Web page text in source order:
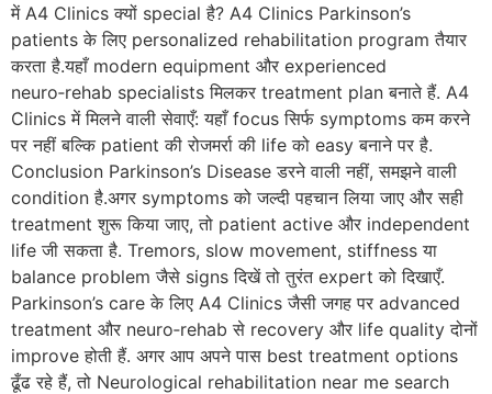
में A4 Clinics क्यों special है? A4 Clinics Parkinson’s
patients के लिए personalized rehabilitation program तैयार
करता है.यहाँ modern equipment और experienced
neuro‑rehab specialists मिलकर treatment plan बनाते हैं. A4
Clinics में मिलने वाली सेवाएँ: यहाँ focus सिर्फ symptoms कम करने
पर नहीं बल्कि patient की रोजमर्रा की life को easy बनाने पर है.
Conclusion Parkinson’s Disease डरने वाली नहीं, समझने वाली
condition है.अगर symptoms को जल्दी पहचान लिया जाए और सही
treatment शुरू किया जाए, तो patient active और independent
life जी सकता है. Tremors, slow movement, stiffness या
balance problem जैसे signs दिखें तो तुरंत expert को दिखाएँ.
Parkinson’s care के लिए A4 Clinics जैसी जगह पर advanced
treatment और neuro‑rehab से recovery और life quality दोनों
improve होती हैं. अगर आप अपने पास best treatment options
ढूँढ रहे हैं, तो Neurological rehabilitation near me search